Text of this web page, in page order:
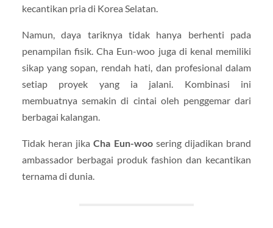
kecantikan pria di Korea Selatan.
Namun, daya tariknya tidak hanya berhenti pada
penampilan fisik. Cha Eun-woo juga di kenal memiliki
sikap yang sopan, rendah hati, dan profesional dalam
setiap proyek yang ia jalani. Kombinasi ini
membuatnya semakin di cintai oleh penggemar dari
berbagai kalangan.
Tidak heran jikaCha Eun-woosering dijadikan brand
ambassador berbagai produk fashion dan kecantikan
ternama di dunia.